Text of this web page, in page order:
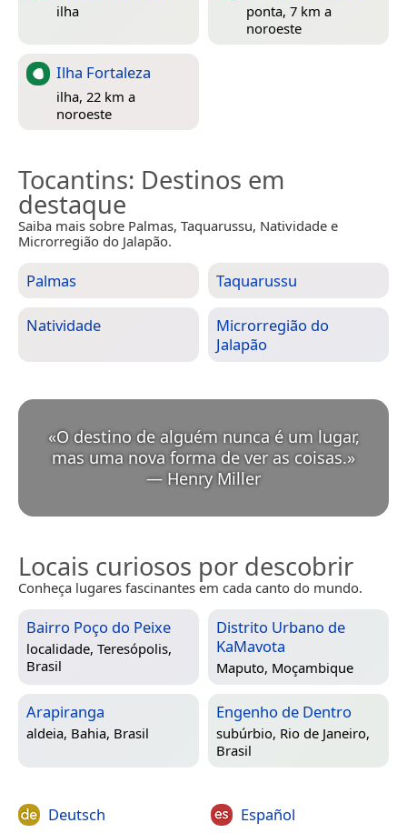
ilha
ponta, 7 km a
noroeste
Ilha Fortaleza
ilha, 22 km a
noroeste
Tocantins: Destinos em
destaque
Saiba mais sobre Palmas, Taquarussu, Natividade e
Microrregião do Jalapão.
Palmas Taquarussu
Natividade
Microrregião do
Jalapão
«O destino de alguém nunca é um lugar,
mas uma nova forma de ver as coisas.
— Henry Miller
Locais curiosos por descobrir
Conheça lugares fascinantes em cada canto do mundo.
Bairro Poço do Peixe
localidade, Teresópolis,
Brasil
Distrito Urbano de
KaMavota
Maputo, Moçambique
Arapiranga
aldeia, Bahia, Brasil
Engenho de Dentro
subúrbio, Rio de Janeiro,
Brasil
Deutsch Español